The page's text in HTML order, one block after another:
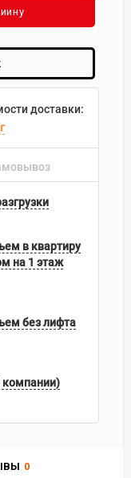
0
доставки:
в квартиру
на 1 этаж
без лифта
компании)